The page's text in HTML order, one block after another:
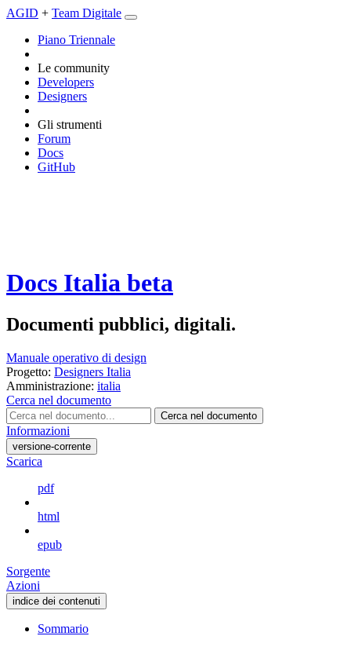
AGID + Team Digitale
Piano Triennale
Le community
Developers
Designers
Gli strumenti
Forum
Docs
GitHub
Docs Italia beta
Documenti pubblici, digitali.
Manuale operativo di design
Progetto: Designers Italia
Amministrazione: italia
Cerca nel documento
Cerca nel documento
Informazioni
versione-corrente
Scarica
pdf
html
epub
Sorgente
Azioni
indice dei contenuti
Sommario